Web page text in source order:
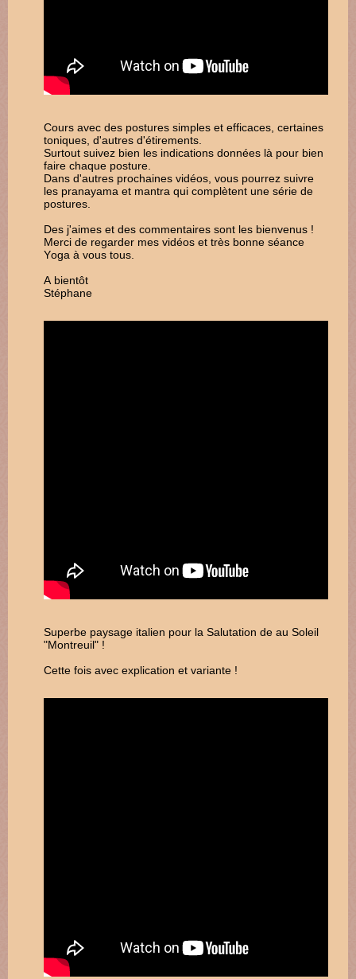
Cours avec des postures simples et efficaces, certaines
toniques, d'autres d'étirements.
Surtout suivez bien les indications données là pour bien
faire chaque posture.
Dans d'autres prochaines vidéos, vous pourrez suivre
les pranayama et mantra qui complètent une série de
postures.
Des j'aimes et des commentaires sont les bienvenus !
Merci de regarder mes vidéos et très bonne séance
Yoga à vous tous.
A bientôt
Stéphane
Superbe paysage italien pour la Salutation de au Soleil
"Montreuil" !
Cette fois avec explication et variante !